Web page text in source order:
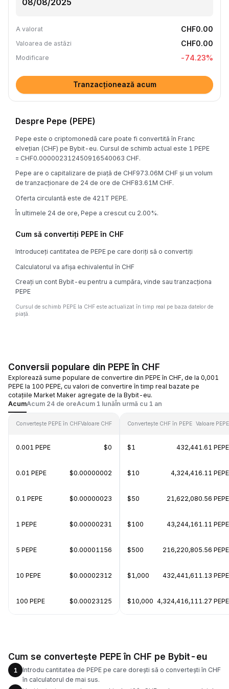
A valorat CHF0.00
Valoarea de astăzi CHF0.00
Modificare -74.23%
Tranzacționează acum
Despre Pepe (PEPE)
Pepe este o criptomonedă care poate fi convertită în Franc
elvețian (CHF) pe Bybit-eu. Cursul de schimb actual este 1 PEPE
= CHF0.000002312450916540063 CHF.
Pepe are o capitalizare de piață de CHF973.06M CHF și un volum
de tranzacționare de 24 de ore de CHF83.61M CHF.
Oferta circulantă este de 421T PEPE.
În ultimele 24 de ore, Pepe a crescut cu 2.00%.
Cum să convertiți PEPE în CHF
Introduceți cantitatea de PEPE pe care doriți să o convertiți
Calculatorul va afișa echivalentul în CHF
Creați un cont Bybit-eu pentru a cumpăra, vinde sau tranzacționa
PEPE
Cursul de schimb PEPE la CHF este actualizat în timp real pe baza datelor de
piață.
Conversii populare din PEPE în CHF
Explorează sume populare de convertire din PEPE în CHF, de la 0,001
PEPE la 100 PEPE, cu valori de convertire în timp real bazate pe
cotațiile Market Maker agregate de la Bybit-eu.
AcumAcum 24 de oreAcum 1 lunăÎn urmă cu 1 an
Convertește PEPE în CHFValoare CHF
0.001 PEPE $0
0.01 PEPE $0.00000002
0.1 PEPE $0.00000023
1 PEPE $0.00000231
5 PEPE $0.00001156
10 PEPE $0.00002312
100 PEPE $0.00023125
Convertește CHF în PEPE Valoare PEPE
$1 432,441.61 PEPE
$10 4,324,416.11 PEPE
$50 21,622,080.56 PEPE
$100 43,244,161.11 PEPE
$500 216,220,805.56 PEPE
$1,000 432,441,611.13 PEPE
$10,000 4,324,416,111.27 PEPE
Cum se convertește PEPE în CHF pe Bybit-eu
1
Introdu cantitatea de PEPE pe care dorești să o convertești în CHF
în calculatorul de mai sus.